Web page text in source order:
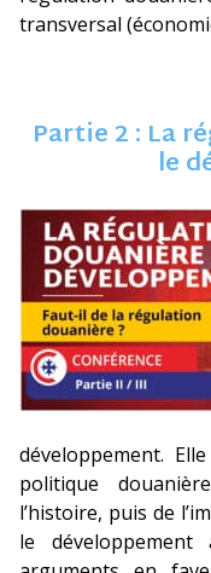
transversal
Partie 2 : La
le
développement.
politique
l’histoire, puis de
le